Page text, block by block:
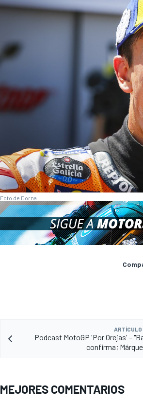
Foto de Dorna
ARTÍCULO
Podcast MotoGP 'Por Orejas' –
confirma;
MEJORES COMENTARIOS